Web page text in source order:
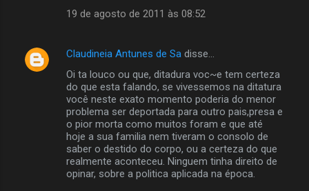
19 de agosto de 2011 às 08:52
Claudineia Antunes de Sa disse…
Oi ta louco ou que, ditadura voc~e tem certeza
do que esta falando, se vivessemos na ditatura
você neste exato momento poderia do menor
problema ser deportada para outro pais,presa e
o pior morta como muitos foram e que até
hoje a sua familia nem tiveram o consolo de
saber o destido do corpo, ou a certeza do que
realmente aconteceu. Ninguem tinha direito de
opinar, sobre a politica aplicada na época.